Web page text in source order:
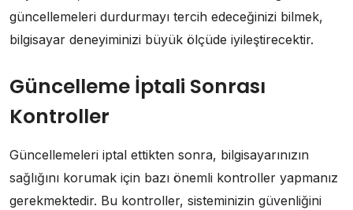
güncellemeleri durdurmayı tercih edeceğinizi bilmek,
bilgisayar deneyiminizi büyük ölçüde iyileştirecektir.
Güncelleme İptali Sonrası
Kontroller
Güncellemeleri iptal ettikten sonra, bilgisayarınızın
sağlığını korumak için bazı önemli kontroller yapmanız
gerekmektedir. Bu kontroller, sisteminizin güvenliğini